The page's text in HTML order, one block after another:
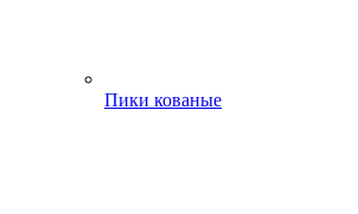
Пики кованые